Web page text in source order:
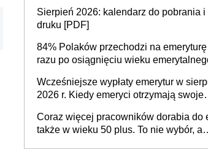
sprawdza
Sierpień 2026: kalendarz do pobrania i
druku [PDF]
84% Polaków przechodzi na emeryturę
razu po osiągnięciu wieku
dłużej, ale czy jest w stanie?
45+ to siła napędowa gospodarki
Wcześniejsze wypłaty emerytur w
2026 r. Kiedy emeryci otrzymają swoje
Coraz więcej pracowników dorabia do
także w wieku 50 plus. To nie wybór, a